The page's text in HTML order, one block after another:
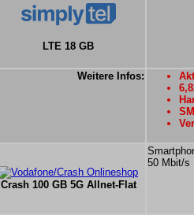
LTE 18 GB
Weitere Infos:
Crash 100 GB 5G Allnet-Flat
50 Mbit/s